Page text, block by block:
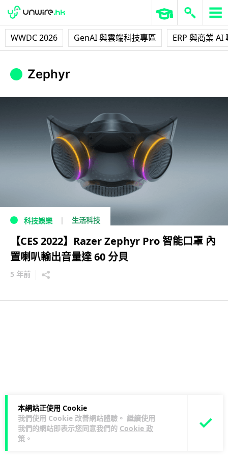
WWDC 2026 GenAI 與雲端科技專區 ERP 與商業 AI
本網站正使用 Cookie
我們使用 Cookie 改善網站體驗。 繼續使用
我們的網站即表示您同意我們的 Cookie 政
策 。
Zephyr
科技娛樂 生活科技
【CES 2022】Razer Zephyr Pro 智能口罩 內
置喇叭輸出音量達 60 分貝
5 年前